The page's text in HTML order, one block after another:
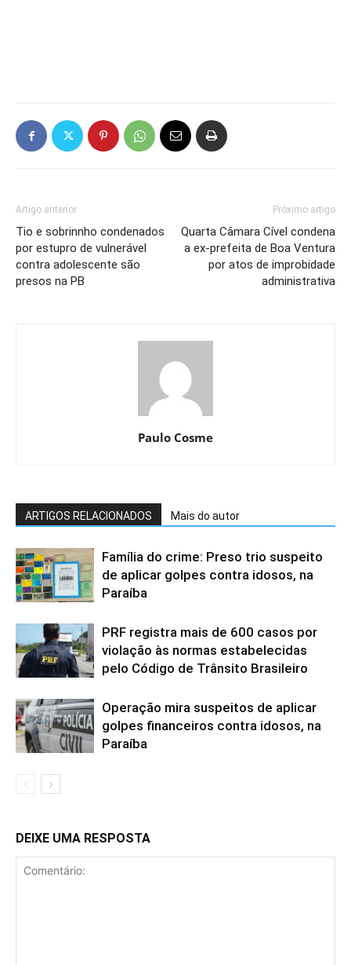
Artigo anterior
Tio e sobrinnho condenados
por estupro de vulnerável
contra adolescente são
presos na PB
Próximo artigo
Quarta Câmara Cível condena
a ex-prefeita de Boa Ventura
por atos de improbidade
administrativa
Paulo Cosme
ARTIGOS RELACIONADOS Mais do autor
Família do crime: Preso trio suspeito
de aplicar golpes contra idosos, na
Paraíba
PRF registra mais de 600 casos por
violação às normas estabelecidas
pelo Código de Trânsito Brasileiro
Operação mira suspeitos de aplicar
golpes financeiros contra idosos, na
Paraíba
DEIXE UMA RESPOSTA